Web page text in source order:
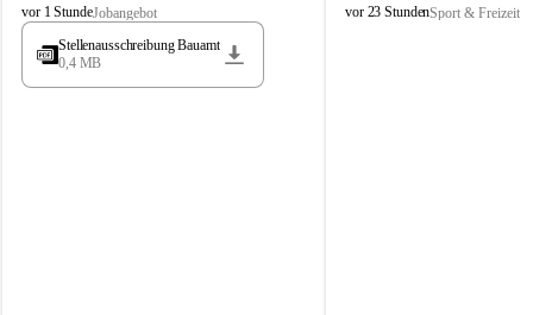
S
t
s
vor 1 StundeJobangebot
Stellenausschreibung Bauamt
0,4 MB
S
vor 23 StundenSport & Freizeit